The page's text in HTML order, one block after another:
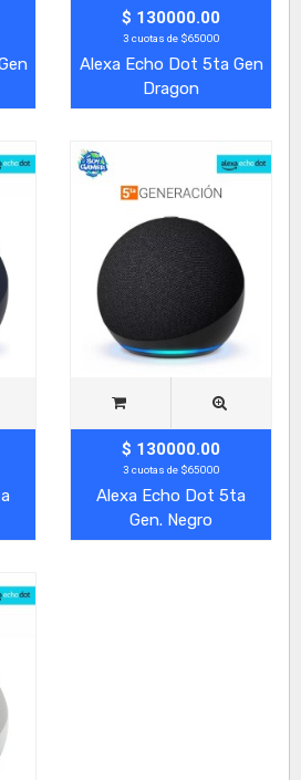
$ 130000.00
3 cuotas de $65000
Alexa Echo Dot 5ta Gen
Dragon
$ 130000.00
3 cuotas de $65000
Alexa Echo Dot 5ta
Gen. Negro